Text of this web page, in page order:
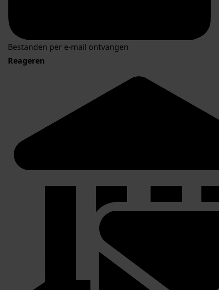
Bestanden per e-mail ontvangen
Reageren